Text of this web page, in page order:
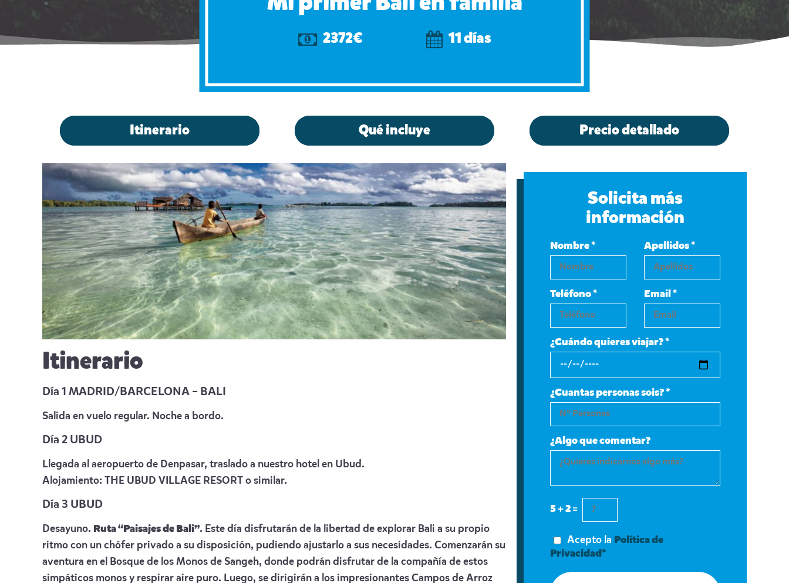
2372€ 11 días
Itinerario Qué incluye Precio detallado
Itinerario
Día 1 MADRID/BARCELONA – BALI
Salida en vuelo regular. Noche a bordo.
Día 2 UBUD
Llegada al aeropuerto de Denpasar, traslado a nuestro hotel en Ubud.
Alojamiento: THE UBUD VILLAGE RESORT o similar.
Día 3 UBUD
Desayuno. Ruta “Paisajes de Bali”. Este día disfrutarán de la libertad de explorar Bali a su propio
ritmo con un chófer privado a su disposición, pudiendo ajustarlo a sus necesidades. Comenzarán su
aventura en el Bosque de los Monos de Sangeh, donde podrán disfrutar de la compañía de estos
simpáticos monos y respirar aire puro. Luego, se dirigirán a los impresionantes Campos de Arroz
Solicita más
información
Nombre * Apellidos *
Teléfono * Email *
¿Cuándo quieres viajar? *
¿Cuantas personas sois? *
¿Algo que comentar?
5 + 2 =
Acepto la Política de
Privacidad*